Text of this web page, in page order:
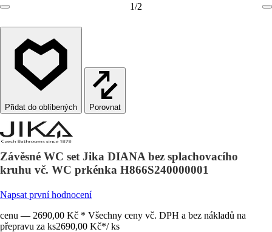
1/2
Porovnat
Závěsné WC set Jika DIANA bez splachovacího
kruhu vč. WC prkénka H866S240000001
Napsat první hodnocení
cenu — 2690,00 Kč * Všechny ceny vč. DPH a bez nákladů na
přepravu za ks2690,00 Kč*/ ks